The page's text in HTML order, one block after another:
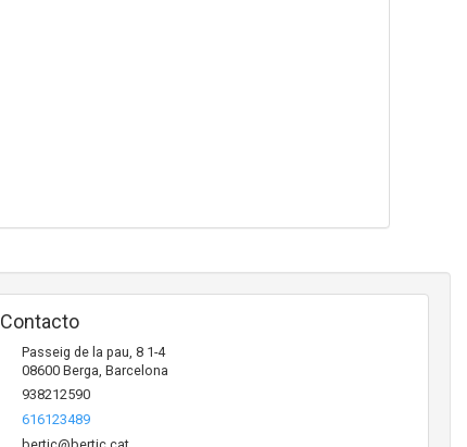
Contacto
Passeig de la pau, 8 1-4
08600 Berga, Barcelona
938212590
616123489